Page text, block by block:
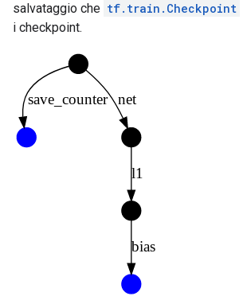
salvataggio che tf.train.Checkpoint
i checkpoint.